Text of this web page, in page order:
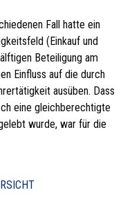
Fall hatte ein
(Einkauf und
Beteiligung am
Einfluss auf die durch
ausüben. Dass
eine gleichberechtigte
wurde, war für die